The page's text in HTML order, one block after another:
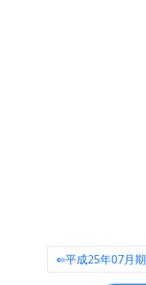
⇐平成25年07月期